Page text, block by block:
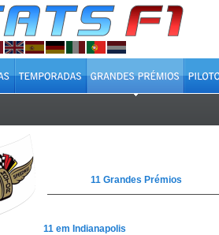
11 Grandes Prémios
11 em Indianapolis